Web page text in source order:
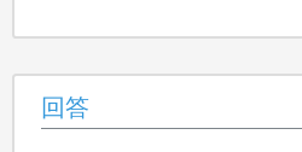
回答